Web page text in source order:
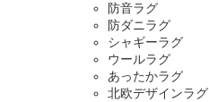
防音ラグ
防ダニラグ
シャギーラグ
ウールラグ
あったかラグ
北欧デザインラグ